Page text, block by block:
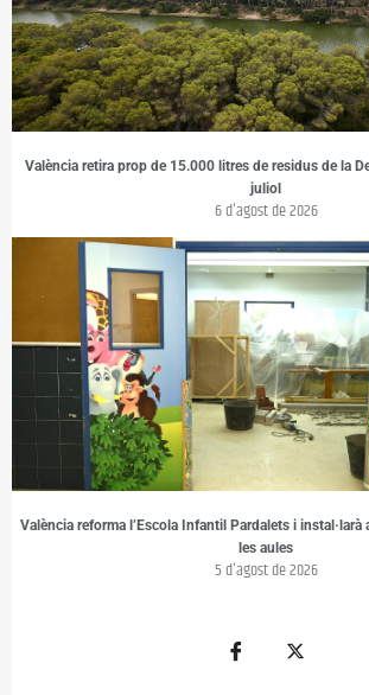
València retira prop de 15.000 litres de residus de la
juliol
6 d'agost de 2026
València reforma l’Escola Infantil Pardalets i
les aules
5 d'agost de 2026